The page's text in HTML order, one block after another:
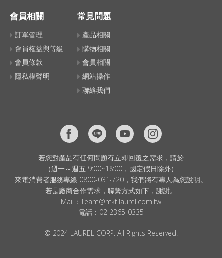
會員相關
訂單管理
會員權益與等級
會員條款
隱私權聲明
常見問題
產品相關
購物相關
會員相關
網站操作
聯絡我們
若您對產品有任何問題有立即回覆之需求，請於
（週一～週五 9:00~18:00，國定假日除外）
來電消費者服務專線 0800-031-720，我們將有專人為您說明。
若是廠商合作需求，聯繫方式如下，謝謝。
Mail： Team@mkt.laurel.com.tw
電話： 02-2365-0335
© 2024 LAUREL CORP. All Rights Reserved.